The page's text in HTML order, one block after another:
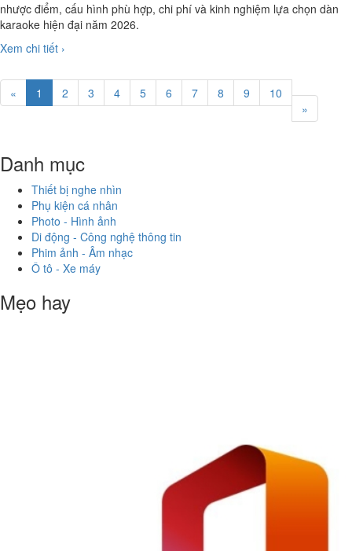
nhược điểm, cấu hình phù hợp, chi phí và kinh nghiệm lựa chọn dàn
karaoke hiện đại năm 2026.
Xem chi tiết ›
« 1 2 3 4 5 6 7 8 9
10
»
Danh mục
Thiết bị nghe nhìn
Phụ kiện cá nhân
Photo - Hình ảnh
Di động - Công nghệ thông tin
Phim ảnh - Âm nhạc
Ô tô - Xe máy
Mẹo hay